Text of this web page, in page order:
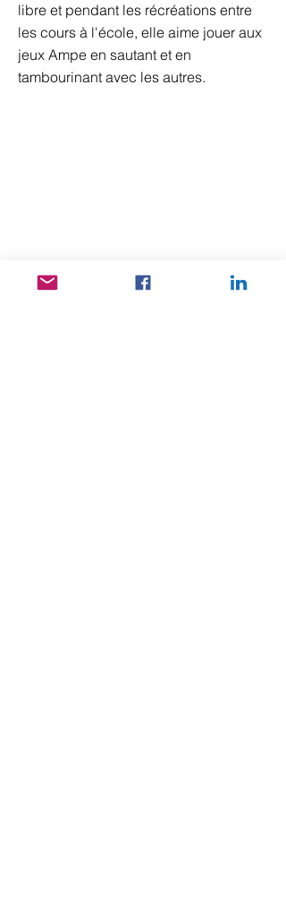
libre et pendant les récréations entre
les cours à l'école, elle aime jouer aux
jeux Ampe en sautant et en
tambourinant avec les autres.